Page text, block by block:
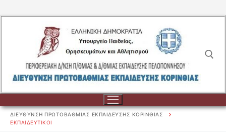
περιεχόμενο
Αναζήτηση για:
ΔΙΕΥΘΥΝΣΗ ΠΡΩΤΟΒΑΘΜΙΑΣ ΕΚΠΑΙΔΕΥΣΗΣ ΚΟΡΙΝΘΙΑΣ
ΕΚΠΑΙΔΕΥΤΙΚΟΙ